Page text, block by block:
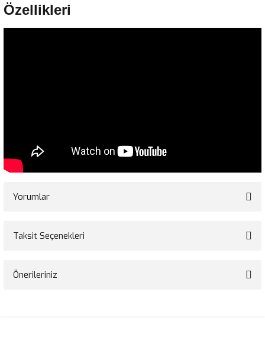
Özellikleri
Yorumlar
Taksit Seçenekleri
Önerileriniz